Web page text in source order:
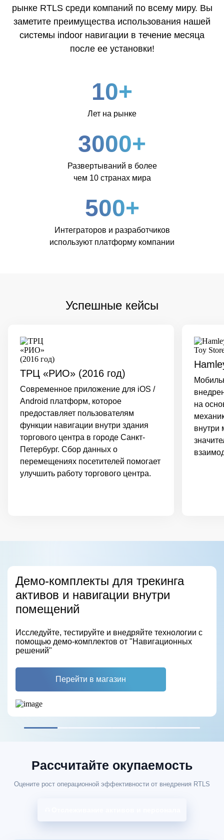
рынке RTLS среди компаний по всему миру. Вы
заметите преимущества использования нашей
системы indoor навигации в течение месяца
после ее установки!
10+
Лет на рынке
3000+
Развертываний в более
чем 10 странах мира
500+
Интеграторов и разработчиков
используют платформу компании
Успешные кейсы
ТРЦ «РИО» (2016 год)
Современное приложение для iOS /
Android платформ, которое
предоставляет пользователям
функции навигации внутри здания
торгового центра в городе Санкт-
Петербург. Сбор данных о
перемещениях посетителей помогает
улучшить работу торгового центра.
на
внутри
Демо-комплекты для трекинга
активов и навигации внутри
помещений
Исследуйте, тестируйте и внедряйте технологии с
помощью демо-комплектов от "Навигационных
решений"
Перейти в магазин
Система мониторинга активов в
реальном времени
Программный комплекс для
Indoor-навигации
помещений
Сервис позиционирования на базе
Wi-Fi решений
CISCO CMX
Рассчитайте окупаемость
Оцените рост операционной эффективности от внедрения RTLS